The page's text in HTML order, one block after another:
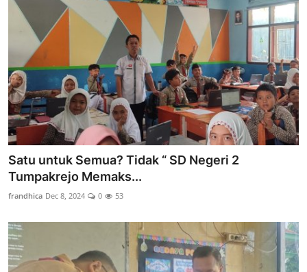
Satu untuk Semua? Tidak “ SD Negeri 2
Tumpakrejo Memaks...
frandhica Dec 8, 2024 0 53